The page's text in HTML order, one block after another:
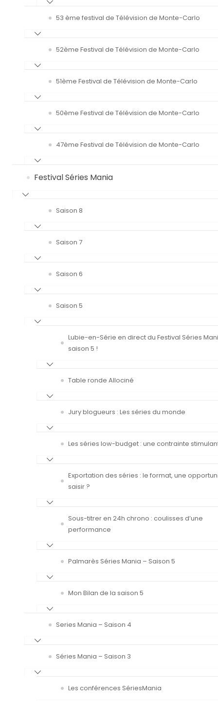
53 ème festival de Télévision de Monte-Carlo
52ème Festival de Télévision de Monte-Carlo
51ème Festival de Télévision de Monte-Carlo
50ème Festival de Télévision de Monte-Carlo
47ème Festival de Télévision de Monte-Carlo
Festival Séries Mania
Saison 8
Saison 7
Saison 6
Saison 5
Lubie-en-Série en direct du Festival Séries
saison 5 !
Table ronde Allociné
Jury blogueurs : Les séries du monde
Les séries low-budget : une contrainte
Exportation des séries : le format, une
saisir ?
Sous-titrer en 24h chrono : coulisses d’une
performance
Palmarès Séries Mania – Saison 5
Mon Bilan de la saison 5
Series Mania – Saison 4
Séries Mania – Saison 3
Les conférences SériesMania